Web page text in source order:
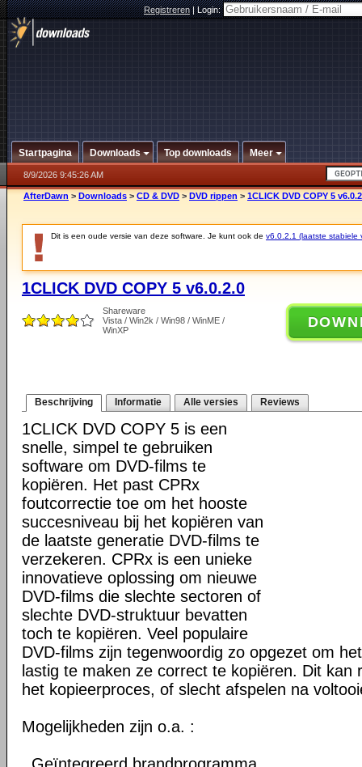
Registreren|Login:
Startpagina Downloads Top downloads Meer
8/9/2026 9:45:26 AM
AfterDawn > Downloads > CD & DVD > DVD rippen > 1CLICK DVD COPY 5
Dit is een oude versie van deze software. Je kunt ook de v6.0.2.1 (laatste stabiele
1CLICK DVD COPY 5 v6.0.2.0
Shareware
Vista / Win2k / Win98 / WinME /
WinXP
Beschrijving Informatie Alle versies Reviews
1CLICK DVD COPY 5 is een
snelle, simpel te gebruiken
software om DVD-films te
kopiëren. Het past CPRx
foutcorrectie toe om het hooste
succesniveau bij het kopiëren van
de laatste generatie DVD-films te
verzekeren. CPRx is een unieke
innovatieve oplossing om nieuwe
DVD-films die slechte sectoren of
slechte DVD-struktuur bevatten
toch te kopiëren. Veel populaire
DVD-films zijn tegenwoordig zo opgezet om
lastig te maken ze correct te kopiëren. Dit kan
het kopieerproces, of slecht afspelen na
Mogelijkheden zijn o.a. :